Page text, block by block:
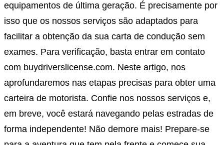
equipamentos de última geração. É precisamente por
isso que os nossos serviços são adaptados para
facilitar a obtenção da sua carta de condução sem
exames. Para verificação, basta entrar em contato
com buydriverslicense.com. Neste artigo, nos
aprofundaremos nas etapas precisas para obter uma
carteira de motorista. Confie nos nossos serviços e,
em breve, você estará navegando pelas estradas de
forma independente! Não demore mais! Prepare-se